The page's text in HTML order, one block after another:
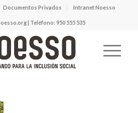
Documentos Privados Intranet Noesso
| Teléfono: 950 555 535